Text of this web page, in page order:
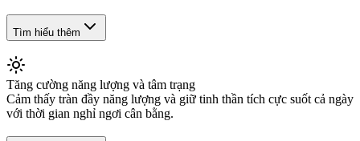
Tìm hiểu thêm
Tăng cường năng lượng và tâm trạng
Cảm thấy tràn đầy năng lượng và giữ tinh thần tích cực suốt cả ngày
với thời gian nghỉ ngơi cân bằng.